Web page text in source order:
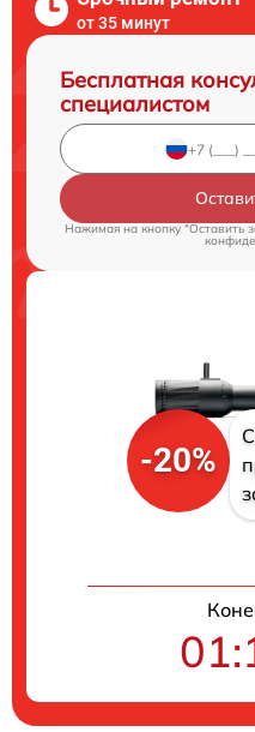
от 35 минут
Бесплатная
специалистом
Нажимая на кнопку "Оставить
-20%